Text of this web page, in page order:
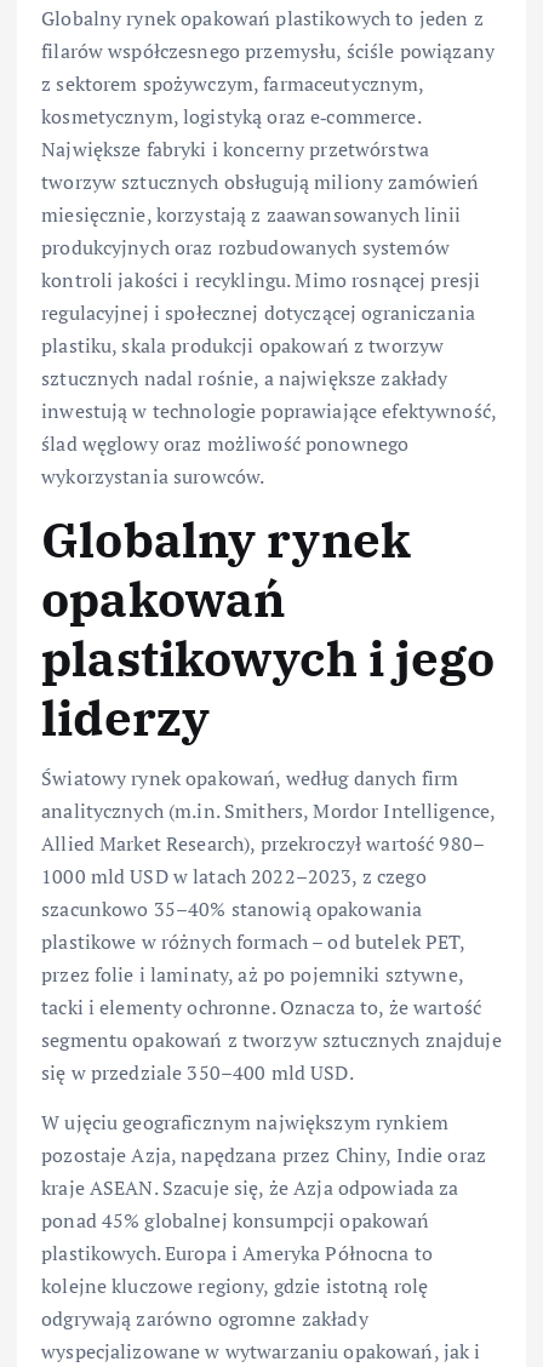
Globalny rynek opakowań plastikowych to jeden z
filarów współczesnego przemysłu, ściśle powiązany
z sektorem spożywczym, farmaceutycznym,
kosmetycznym, logistyką oraz e‑commerce.
Największe fabryki i koncerny przetwórstwa
tworzyw sztucznych obsługują miliony zamówień
miesięcznie, korzystają z zaawansowanych linii
produkcyjnych oraz rozbudowanych systemów
kontroli jakości i recyklingu. Mimo rosnącej presji
regulacyjnej i społecznej dotyczącej ograniczania
plastiku, skala produkcji opakowań z tworzyw
sztucznych nadal rośnie, a największe zakłady
inwestują w technologie poprawiające efektywność,
ślad węglowy oraz możliwość ponownego
wykorzystania surowców.
Globalny rynek
opakowań
plastikowych i jego
liderzy
Światowy rynek opakowań, według danych firm
analitycznych (m.in. Smithers, Mordor Intelligence,
Allied Market Research), przekroczył wartość 980–
1000 mld USD w latach 2022–2023, z czego
szacunkowo 35–40% stanowią opakowania
plastikowe w różnych formach – od butelek PET,
przez folie i laminaty, aż po pojemniki sztywne,
tacki i elementy ochronne. Oznacza to, że wartość
segmentu opakowań z tworzyw sztucznych znajduje
się w przedziale 350–400 mld USD.
W ujęciu geograficznym największym rynkiem
pozostaje Azja, napędzana przez Chiny, Indie oraz
kraje ASEAN. Szacuje się, że Azja odpowiada za
ponad 45% globalnej konsumpcji opakowań
plastikowych. Europa i Ameryka Północna to
kolejne kluczowe regiony, gdzie istotną rolę
odgrywają zarówno ogromne zakłady
wyspecjalizowane w wytwarzaniu opakowań, jak i